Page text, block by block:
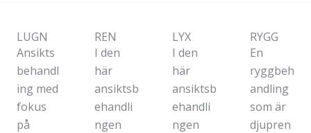
LUGN
Ansikts
behandl
ing med
fokus
på
REN
I den
här
ansiktsb
ehandli
ngen
LYX
I den
här
ansiktsb
ehandli
ngen
RYGG
En
ryggbeh
andling
som är
djupren